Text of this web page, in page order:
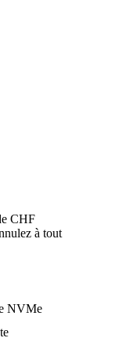
CHF
à tout
NVMe